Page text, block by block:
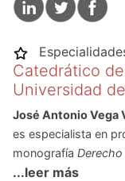
Catedrático
Universidad
José Antonio Vega
es especialista en
monografía
convertido en un
...leer más